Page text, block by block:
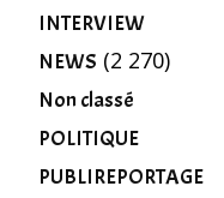
INTERVIEW
NEWS (2 270)
Non classé
POLITIQUE
PUBLIREPORTAGE